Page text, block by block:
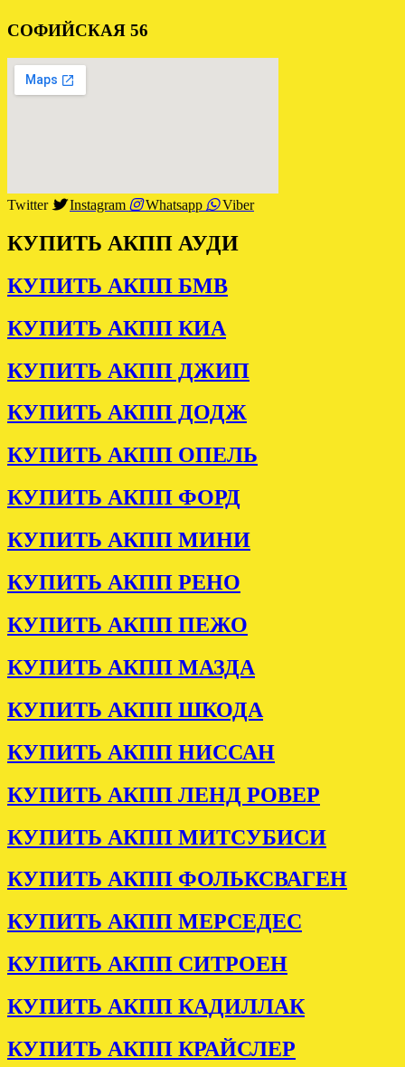
СОФИЙСКАЯ 56
Twitter Instagram Whatsapp Viber
КУПИТЬ АКПП АУДИ
КУПИТЬ АКПП БМВ
КУПИТЬ АКПП КИА
КУПИТЬ АКПП ДЖИП
КУПИТЬ АКПП ДОДЖ
КУПИТЬ АКПП ОПЕЛЬ
КУПИТЬ АКПП ФОРД
КУПИТЬ АКПП МИНИ
КУПИТЬ АКПП РЕНО
КУПИТЬ АКПП ПЕЖО
КУПИТЬ АКПП МАЗДА
КУПИТЬ АКПП ШКОДА
КУПИТЬ АКПП НИССАН
КУПИТЬ АКПП ЛЕНД РОВЕР
КУПИТЬ АКПП МИТСУБИСИ
КУПИТЬ АКПП ФОЛЬКСВАГЕН
КУПИТЬ АКПП МЕРСЕДЕС
КУПИТЬ АКПП СИТРОЕН
КУПИТЬ АКПП КАДИЛЛАК
КУПИТЬ АКПП КРАЙСЛЕР